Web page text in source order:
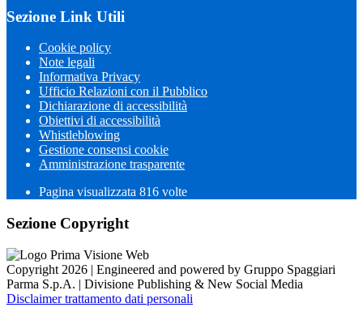
Sezione Link Utili
Cookie policy
Note legali
Informativa Privacy
Ufficio Relazioni con il Pubblico
Dichiarazione di accessibilità
Obiettivi di accessibilità
Whistleblowing
Gestione consensi cookie
Amministrazione trasparente
Pagina visualizzata 816 volte
Sezione Copyright
Copyright 2026 | Engineered and powered by Gruppo Spaggiari
Parma S.p.A. | Divisione Publishing & New Social Media
Disclaimer trattamento dati personali